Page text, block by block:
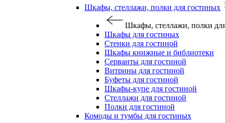
Шкафы, стеллажи, полки для гостиных
Шкафы, стеллажи, полки
Шкафы для гостиных
Стенки для гостиной
Шкафы книжные и библиотеки
Серванты для гостиной
Витрины для гостиной
Буфеты для гостиной
Шкафы-купе для гостиной
Стеллажи для гостиной
Полки для гостиной
Комоды и тумбы для гостиных